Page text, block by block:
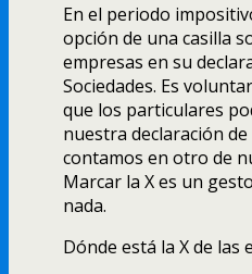
En el periodo
opción de una casilla
empresas en su
Sociedades. Es
que los particulares
nuestra declaración de
contamos en otro de
Marcar la X es un
nada.
Dónde está la X de las